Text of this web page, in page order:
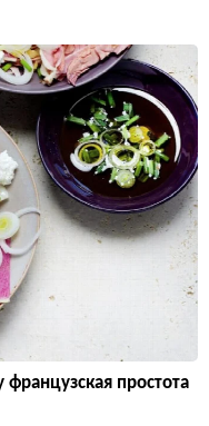
простота